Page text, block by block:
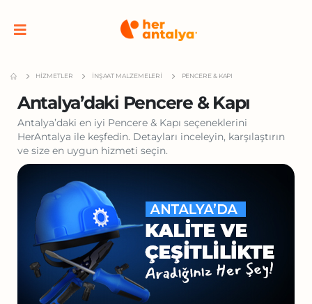
HIZMETLER İNŞAAT MALZEMELERI PENCERE & KAPI
Antalya’daki Pencere & Kapı
Antalya’daki en iyi Pencere & Kapı seçeneklerini
HerAntalya ile keşfedin. Detayları inceleyin, karşılaştırın
ve size en uygun hizmeti seçin.